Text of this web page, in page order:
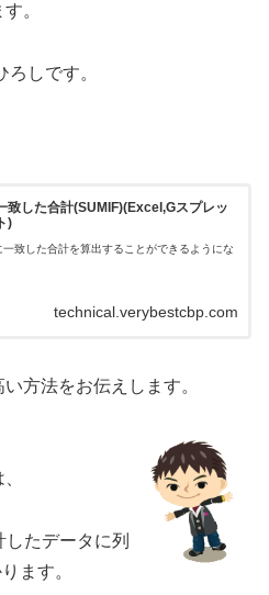
。
しです。
致した合計(SUMIF)(Excel,Gスプレッ
)
一致した合計を算出することができるようにな
technical.verybestcbp.com
方法をお伝えします。
たデータに列
ます。